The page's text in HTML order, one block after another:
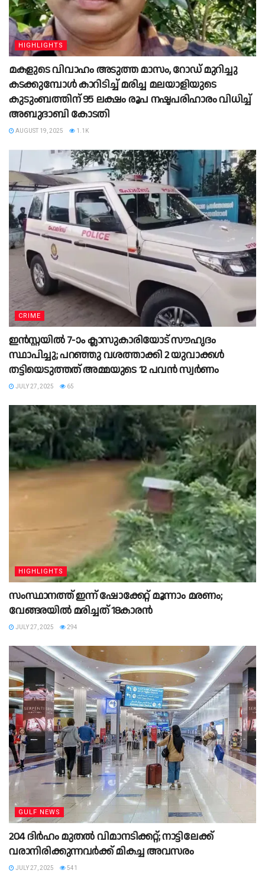
HIGHLIGHTS
മകളുടെ വിവാഹം അടുത്ത മാസം, റോഡ് മുറിച്ചു
കടക്കുമ്പോൾ കാറിടിച്ച് മരിച്ച മലയാളിയുടെ
കുടുംബത്തിന് 95 ലക്ഷം രൂപ നഷ്ടപരിഹാരം വിധിച്ച്
അബുദാബി കോടതി
AUGUST 19, 2025 1.1K
CRIME
ഇൻസ്റ്റയിൽ 7-ാം ക്ലാസുകാരിയോട് സൗഹൃദം
സ്ഥാപിച്ചു; പറഞ്ഞു വശത്താക്കി 2 യുവാക്കൾ
തട്ടിയെടുത്തത് അമ്മയുടെ 12 പവൻ സ്വർണം
JULY 27, 2025 65
HIGHLIGHTS
സംസ്ഥാനത്ത് ഇന്ന് ഷോക്കേറ്റ് മൂന്നാം മരണം;
വേങ്ങരയിൽ മരിച്ചത് 18കാരൻ
JULY 27, 2025 294
GULF NEWS
204 ദി‌ർഹം മുതൽ വിമാനടിക്കറ്റ്; നാട്ടിലേക്ക്
വരാനിരിക്കുന്നവർക്ക് മികച്ച അവസരം
JULY 27, 2025 541